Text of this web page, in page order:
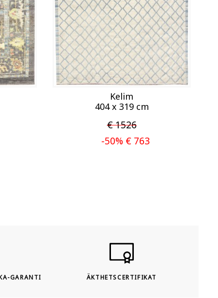
Kelim
404 x 319 cm
€ 1526
-50% € 763
GARANTI ÄKTHETSCERTIFIKAT